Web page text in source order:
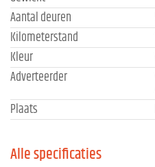
Aantal deuren
Kilometerstand
Kleur
Adverteerder
Plaats
Alle specificaties